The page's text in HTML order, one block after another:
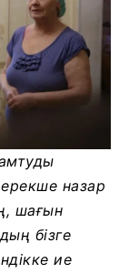
назар
шағын
бізге
ие